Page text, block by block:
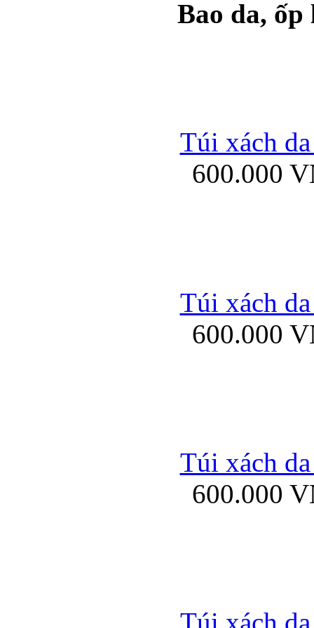
Ốp lưng silicon
Ốp lưng Samsung
Ốp lưng
Bao da,
Túi xách
600.000
Túi xách
600.000
Túi xách
600.000